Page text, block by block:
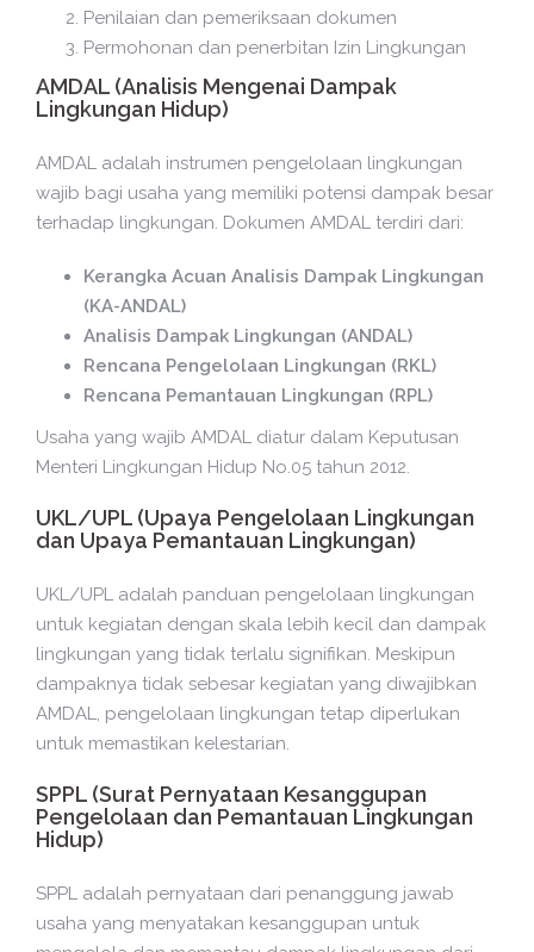
Penilaian dan pemeriksaan dokumen
Permohonan dan penerbitan Izin Lingkungan
AMDAL (Analisis Mengenai Dampak
Lingkungan Hidup)
AMDAL adalah instrumen pengelolaan lingkungan
wajib bagi usaha yang memiliki potensi dampak besar
terhadap lingkungan. Dokumen AMDAL terdiri dari:
Kerangka Acuan Analisis Dampak Lingkungan
(KA-ANDAL)
Analisis Dampak Lingkungan (ANDAL)
Rencana Pengelolaan Lingkungan (RKL)
Rencana Pemantauan Lingkungan (RPL)
Usaha yang wajib AMDAL diatur dalam Keputusan
Menteri Lingkungan Hidup No.05 tahun 2012.
UKL/UPL (Upaya Pengelolaan Lingkungan
dan Upaya Pemantauan Lingkungan)
UKL/UPL adalah panduan pengelolaan lingkungan
untuk kegiatan dengan skala lebih kecil dan dampak
lingkungan yang tidak terlalu signifikan. Meskipun
dampaknya tidak sebesar kegiatan yang diwajibkan
AMDAL, pengelolaan lingkungan tetap diperlukan
untuk memastikan kelestarian.
SPPL (Surat Pernyataan Kesanggupan
Pengelolaan dan Pemantauan Lingkungan
Hidup)
SPPL adalah pernyataan dari penanggung jawab
usaha yang menyatakan kesanggupan untuk